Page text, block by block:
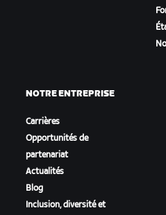
NOTRE ENTREPRISE
Carrières
Opportunités de
partenariat
Actualités
Blog
Inclusion, diversité et